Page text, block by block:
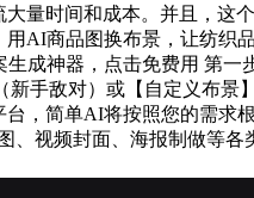
量时间和成本。并且，这
AI商品图换布景，让纺织
成神器，点击免费用 第一
手敌对）或【自定义布景
，简单AI将按照您的需求
、视频封面、海报制做等